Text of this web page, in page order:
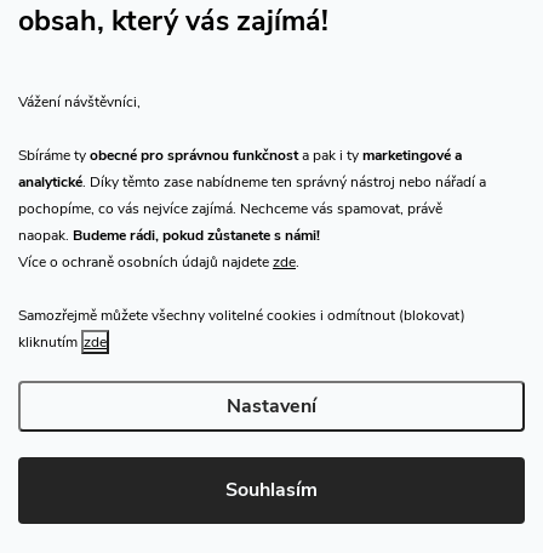
obsah, který vás zajímá!
Vážení návštěvníci,
Sbíráme tyobecné pro správnou funkčnosta pak i tymarketingové a
analytické. Díky těmto zase nabídneme ten správný nástroj nebo nářadí a
pochopíme, co vás nejvíce zajímá. Nechceme vás spamovat, právě
naopak. Budeme rádi, pokud zůstanete s námi!
Více o ochraně osobních údajů najdetezde.
Samozřejmě můžete všechny volitelné cookies i odmítnout (blokovat)
kliknutím zde
Nastavení
Souhlasím
Přijímáme online platby
Copyright 2026CHN.cz. Všechna práva vyhrazena.Upravit nastavení
cookies